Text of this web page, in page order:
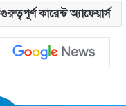
গুরুত্বপূর্ণ কারেন্ট অ্যাফেয়ার্স